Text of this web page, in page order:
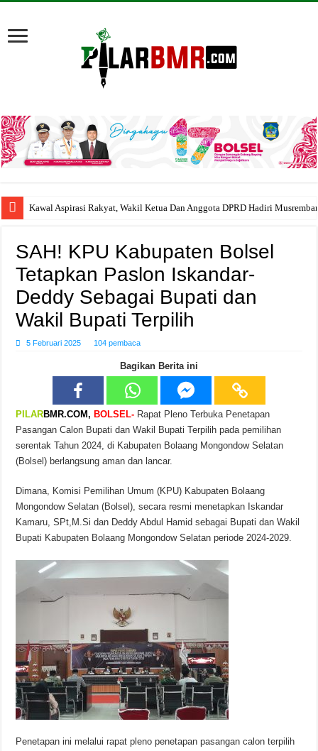
Kawal Aspirasi Rakyat, Wakil Ketua Dan Anggota DPRD Hadiri
SAH! KPU Kabupaten Bolsel
Tetapkan Paslon Iskandar-
Deddy Sebagai Bupati dan
Wakil Bupati Terpilih
5 Februari 2025 104 pembaca
Bagikan Berita ini
PILARBMR.COM, BOLSEL- Rapat Pleno Terbuka Penetapan
Pasangan Calon Bupati dan Wakil Bupati Terpilih pada pemilihan
serentak Tahun 2024, di Kabupaten Bolaang Mongondow Selatan
(Bolsel) berlangsung aman dan lancar.
Dimana, Komisi Pemilihan Umum (KPU) Kabupaten Bolaang
Mongondow Selatan (Bolsel), secara resmi menetapkan Iskandar
Kamaru, SPt,M.Si dan Deddy Abdul Hamid sebagai Bupati dan Wakil
Bupati Kabupaten Bolaang Mongondow Selatan periode 2024-2029.
Penetapan ini melalui rapat pleno penetapan pasangan calon terpilih